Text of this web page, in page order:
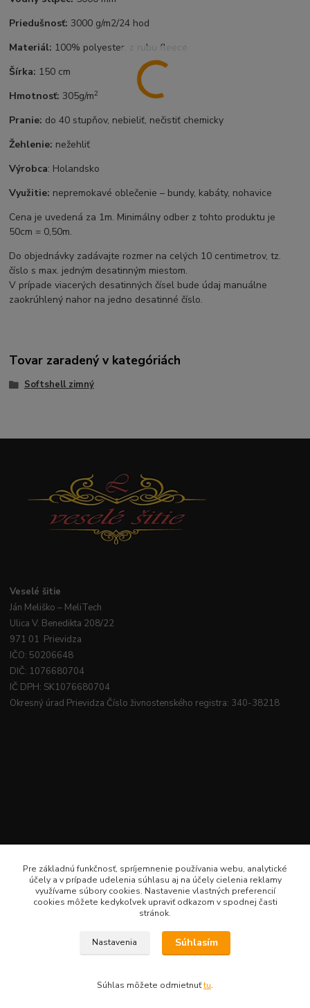
Priedušnosť: 3000 g/m2/24 hod
Materiál: 100% polyester, z rubu fleece
Šírka: 150 cm
Hmotnosť: 305g/m2
Pranie: do 40 stupňov, nebieliť, nečistiť chemicky
Žehlenie: nežehliť
Výrobca: Holandsko
Využitie: nepremokavé oblečenie – bundy, kabáty, nohavice
Cena je uvedená za 1m. Minimálny odber z tohto produktu je
50cm = 0,50m.
Do objednávky zadávajte rozmer na celých 10 centimetrov, tz.
číslo s max. jedným desatinným miestom.
V prípade viacerých desatinných čísel bude údaj manuálne
zaokrúhlený nahor na jedno desatinné číslo.
Tovar zaradený v kategóriách
Softshell zimný
Veselé šitie
Ján Meliško – MeliTech
Ulica V. Benedikta 208/22
971 01 Prievidza
IČO: 50206648
DIČ: 1076680704
IČ DPH: SK1076680704
Okresný úrad Prievidza Číslo živnostenského registra: 340-38218
lenkameliskovapd@gmail.com · Hotline: Lenka Melišková 0949 224 331
Pre základnú funkčnosť, spríjemnenie používania webu, analytické
účely a v prípade udelenia súhlasu aj na účely cielenia reklamy
využívame súbory cookies. Nastavenie vlastných preferencií
cookies môžete kedykoľvek upraviť odkazom v spodnej časti
stránok.
Nastavenia Súhlasím
Súhlas môžete odmietnuťtu.